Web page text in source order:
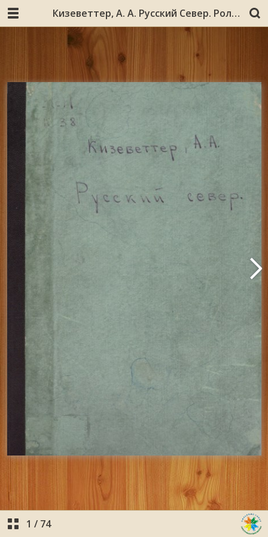
Кизеветтер, А. А. Русский Север. Роль Северного края Европ. России в истории русского государства : исторический очерк / А. А. Кизеветтер. – Вологда : Вологодское центральное общество сельского хозяйства, 1919. – 66 с.
1 / 74